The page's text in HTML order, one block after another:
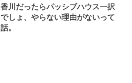
香川だったらパッシブハウス一択
でしょ、やらない理由がないって
話。